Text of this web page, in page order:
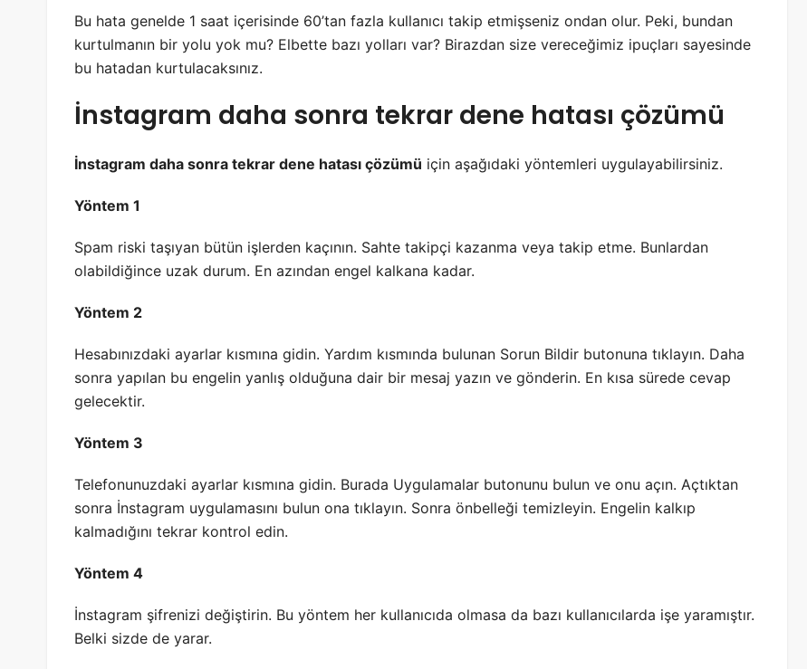
Bu hata genelde 1 saat içerisinde 60’tan fazla kullanıcı takip etmişseniz ondan olur. Peki, bundan
kurtulmanın bir yolu yok mu? Elbette bazı yolları var? Birazdan size vereceğimiz ipuçları sayesinde
bu hatadan kurtulacaksınız.
İnstagram daha sonra tekrar dene hatası çözümü
İnstagram daha sonra tekrar dene hatası çözümü için aşağıdaki yöntemleri uygulayabilirsiniz.
Yöntem 1
Spam riski taşıyan bütün işlerden kaçının. Sahte takipçi kazanma veya takip etme. Bunlardan
olabildiğince uzak durum. En azından engel kalkana kadar.
Yöntem 2
Hesabınızdaki ayarlar kısmına gidin. Yardım kısmında bulunan Sorun Bildir butonuna tıklayın. Daha
sonra yapılan bu engelin yanlış olduğuna dair bir mesaj yazın ve gönderin. En kısa sürede cevap
gelecektir.
Yöntem 3
Telefonunuzdaki ayarlar kısmına gidin. Burada Uygulamalar butonunu bulun ve onu açın. Açtıktan
sonra İnstagram uygulamasını bulun ona tıklayın. Sonra önbelleği temizleyin. Engelin kalkıp
kalmadığını tekrar kontrol edin.
Yöntem 4
İnstagram şifrenizi değiştirin. Bu yöntem her kullanıcıda olmasa da bazı kullanıcılarda işe yaramıştır.
Belki sizde de yarar.